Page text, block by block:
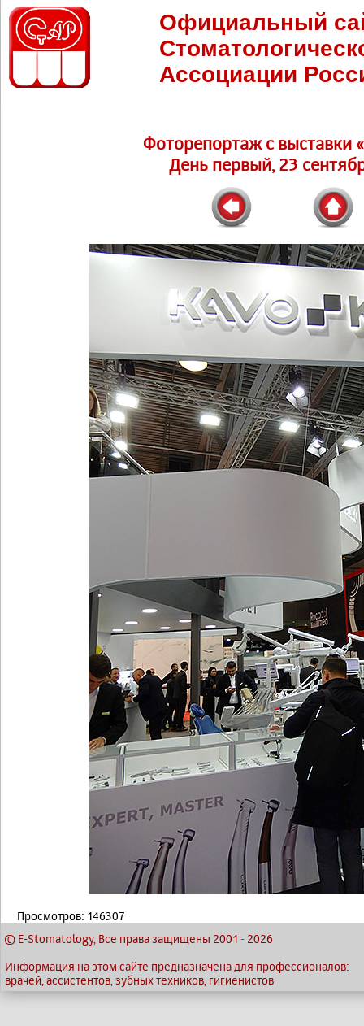
Официальный
Ассоциации
Фоторепортаж c выставки
День первый, 23
Просмотров: 146307
© E-Stomatology, Все права защищены 2001 - 2026
Информация на этом сайте предназначена для профессионалов:
врачей, ассистентов, зубных техников, гигиенистов